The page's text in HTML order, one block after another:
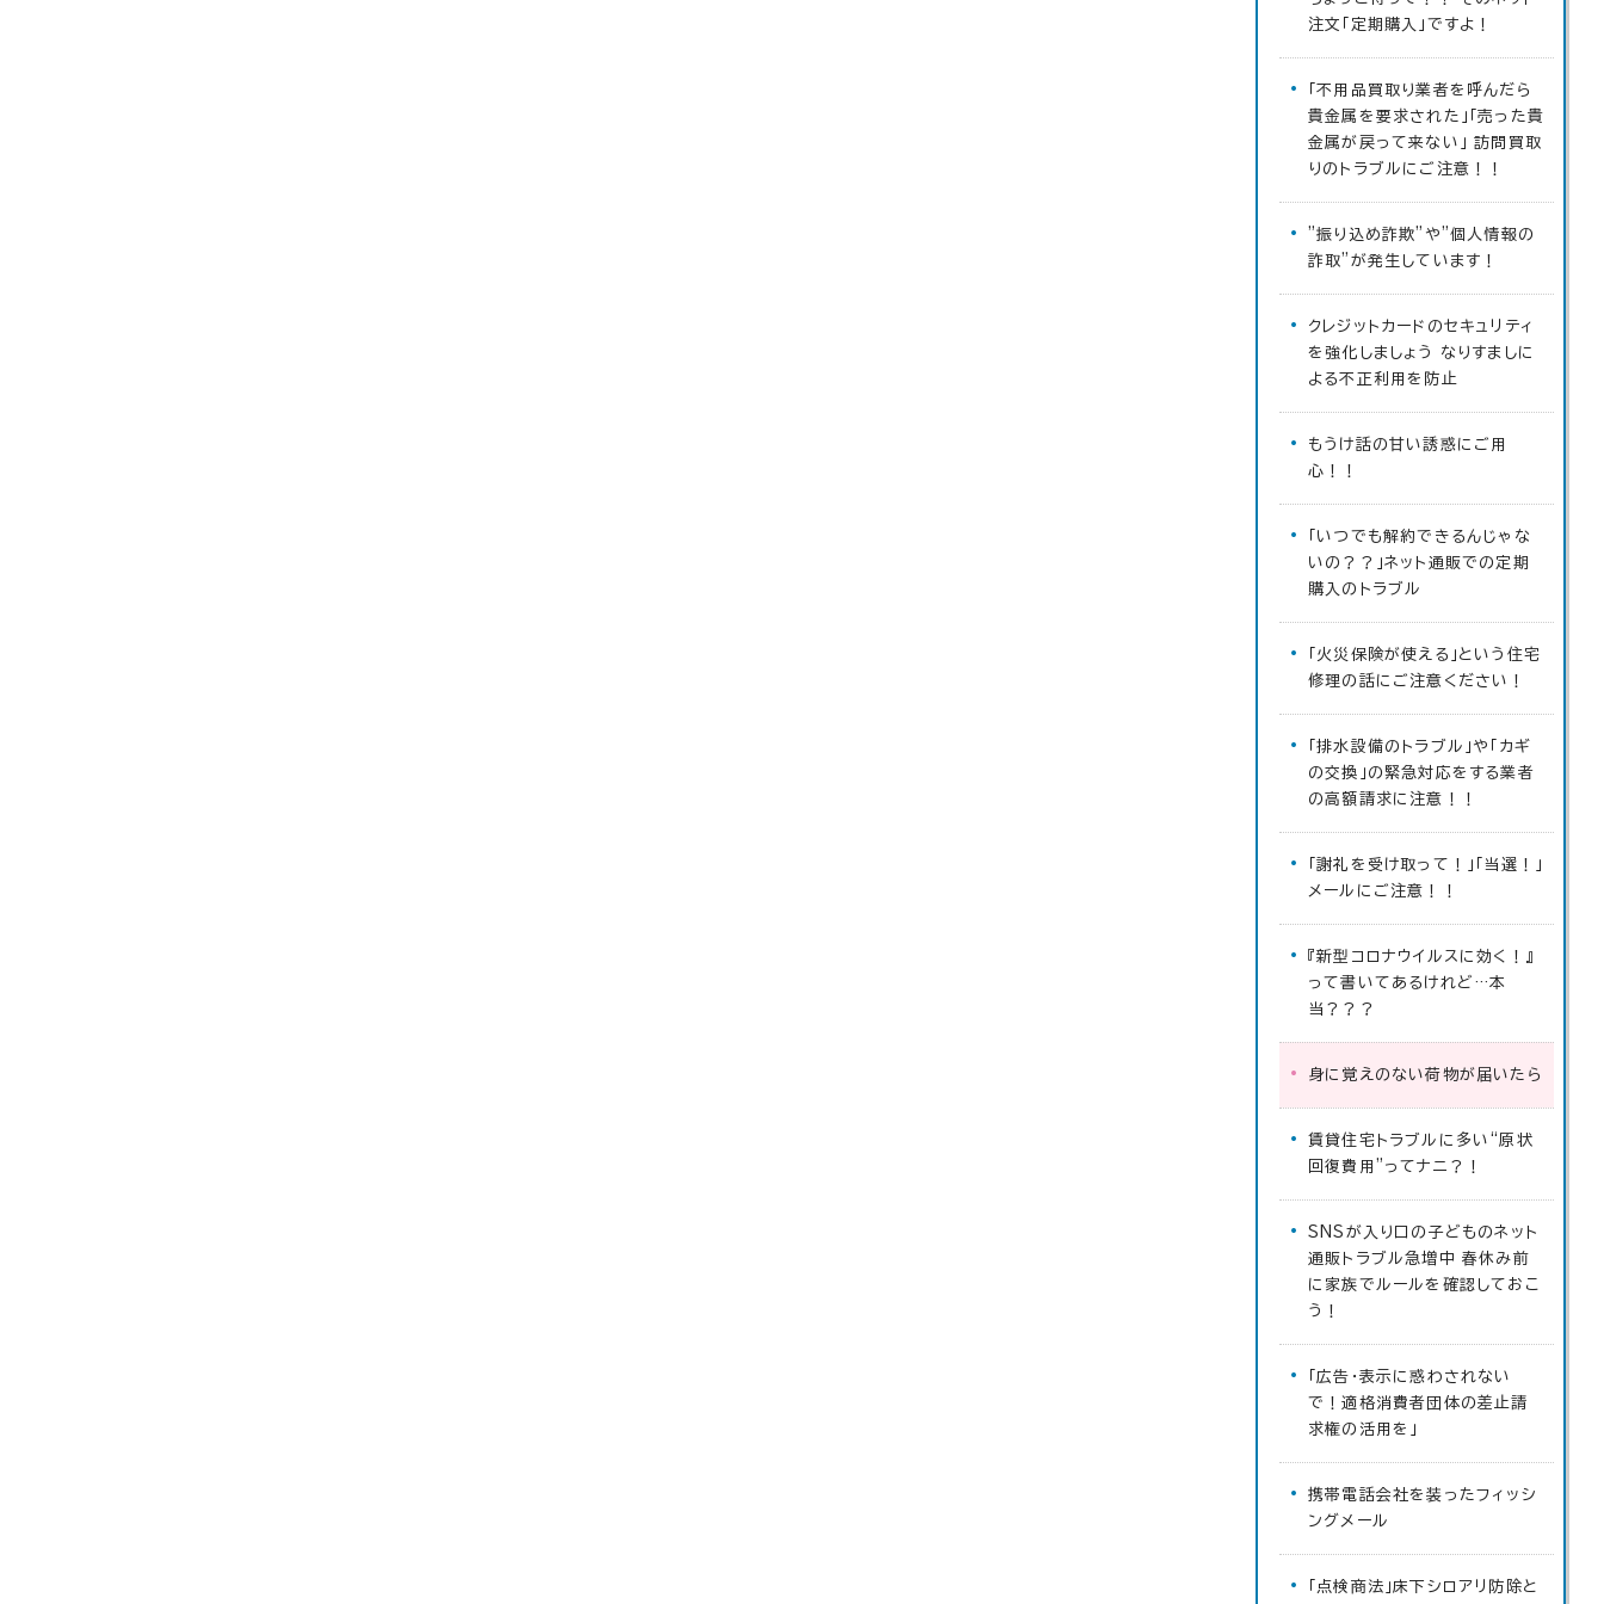
注文「定期購入」ですよ！
「不用品買取り業者を呼んだら
貴金属を要求された」「売った貴
金属が戻って来ない」 訪問買取
りのトラブルにご注意！！
”振り込め詐欺”や”個人情報の
詐取”が発生しています！
クレジットカードのセキュリティ
を強化しましょう なりすましに
よる不正利用を防止
もうけ話の甘い誘惑にご用
心！！
「いつでも解約できるんじゃな
いの？？」ネット通販での定期
購入のトラブル
「火災保険が使える」という住宅
修理の話にご注意ください！
「排水設備のトラブル」や「カギ
の交換」の緊急対応をする業者
の高額請求に注意！！
「謝礼を受け取って！」「当選！」
メールにご注意！！
『新型コロナウイルスに効く！』
って書いてあるけれど…本
当？？？
身に覚えのない荷物が届いたら
賃貸住宅トラブルに多い“原状
回復費用”ってナニ？！
SNSが入り口の子どものネット
通販トラブル急増中 春休み前
に家族でルールを確認しておこ
う！
「広告・表示に惑わされない
で！適格消費者団体の差止請
求権の活用を」
携帯電話会社を装ったフィッシ
ングメール
「点検商法」床下シロアリ防除と